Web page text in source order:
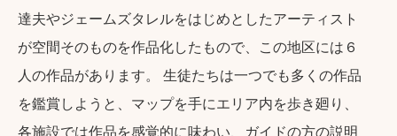
達夫やジェームズタレルをはじめとしたアーティスト
が空間そのものを作品化したもので、この地区には６
人の作品があります。 生徒たちは一つでも多くの作品
を鑑賞しようと、マップを手にエリア内を歩き廻り、
各施設では作品を感覚的に味わい、ガイドの方の説明